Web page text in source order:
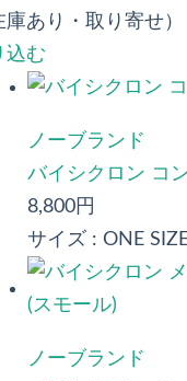
庫あり・取り寄せ）
込む
ノーブランド
バイシクロン コ
8,800円
サイズ : ONE
ノーブランド